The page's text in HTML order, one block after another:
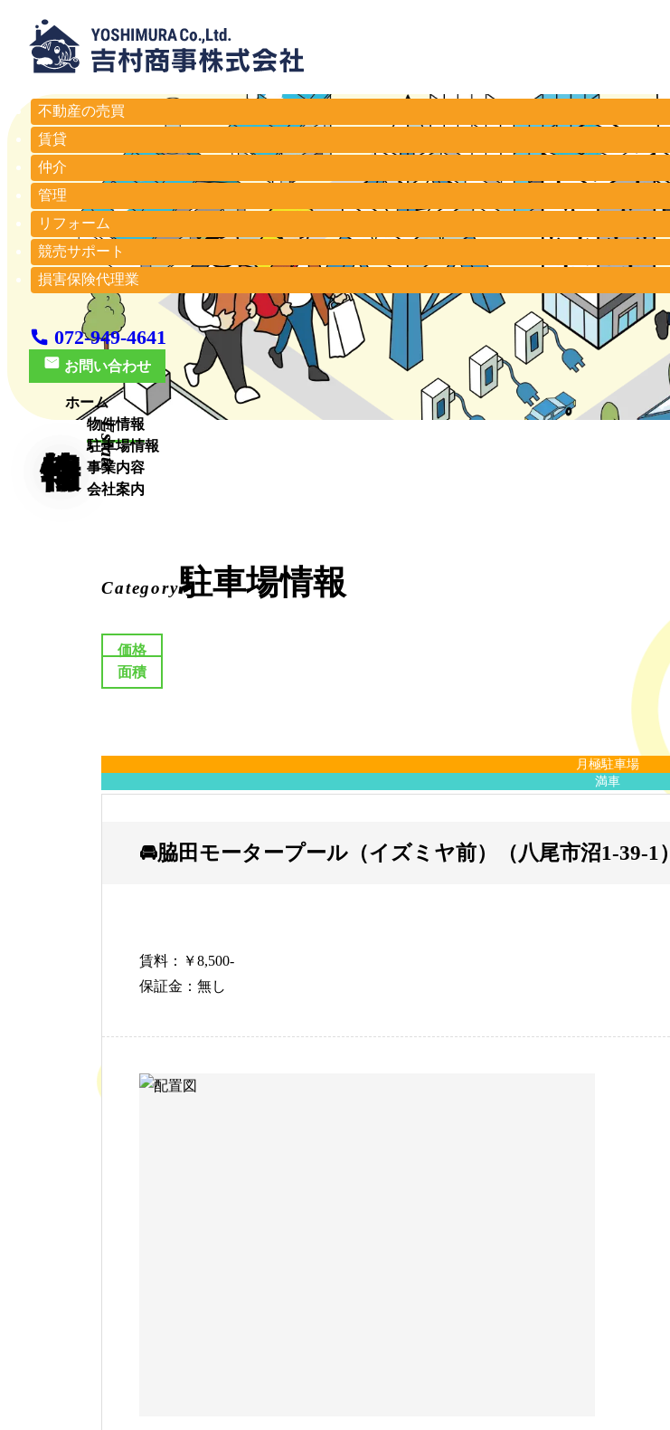
不動産の売買
賃貸
仲介
管理
リフォーム
競売サポート
損害保険代理業
072-949-4641
お問い合わせ
ホーム
物件情報
売買物件
賃貸物件
【八尾南】売買物件
【八尾南】賃貸物件
駐車場情報
事業内容
不動産買取
会社案内
Estate
Category駐車場情報
価格
面積
月極駐車場
満車
🚘脇田モータープール（イズミヤ前）（八尾市沼1-39-1）
賃料：￥8,500-
保証金：無し